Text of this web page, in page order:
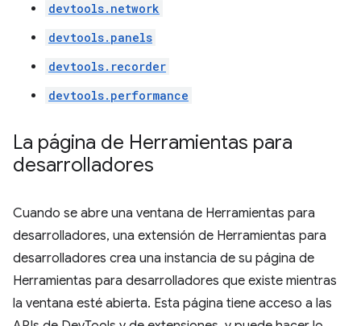
devtools.network
devtools.panels
devtools.recorder
devtools.performance
La página de Herramientas para
desarrolladores
Cuando se abre una ventana de Herramientas para
desarrolladores, una extensión de Herramientas para
desarrolladores crea una instancia de su página de
Herramientas para desarrolladores que existe mientras
la ventana esté abierta. Esta página tiene acceso a las